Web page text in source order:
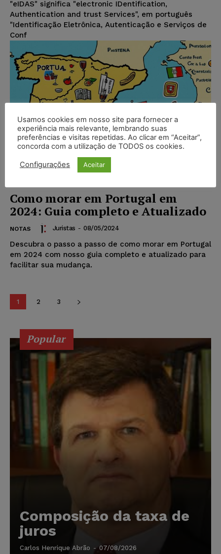
"eIDAS" significa "electronic IDentification,
Authentication and trust Services", em português
"Identificação Eletrônica, Autenticação e Serviços de
Conf
Como morar em Portugal em
2024: Guia completo e Atualizado
NOTAS Juristas - 08/05/2024
Descubra o passo a passo de como morar em Portugal
em 2024 com nosso guia completo e atualizado para
facilitar sua mudança.
1 2 3
Popular
Composição da taxa de
juros
Carlos Henrique Abrão - 07/08/2026
Usamos cookies em nosso site para fornecer a
experiência mais relevante, lembrando suas
preferências e visitas repetidas. Ao clicar em “Aceitar”,
concorda com a utilização de TODOS os cookies.
Configurações Aceitar